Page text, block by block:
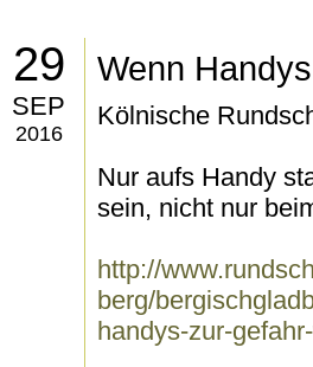
29
SEP
2016
Wenn
Kölnische
Nur aufs Handy
sein, nicht nur
http://
berg/
handys-zur-